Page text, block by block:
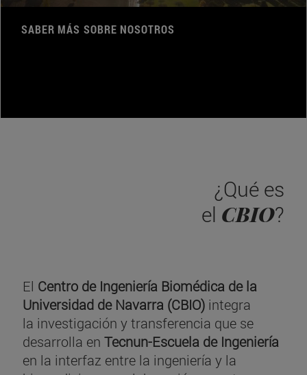
SABER MÁS SOBRE NOSOTROS
¿Qué es
el CBIO?
El Centro de Ingeniería Biomédica de la
Universidad de Navarra (CBIO) integra
la investigación y transferencia que se
desarrolla en Tecnun-Escuela de Ingeniería
en la interfaz entre la ingeniería y la